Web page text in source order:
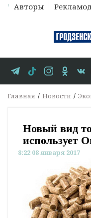
Авторы
Главная Новости
Новый вид
использует
8:22 08 января 2017